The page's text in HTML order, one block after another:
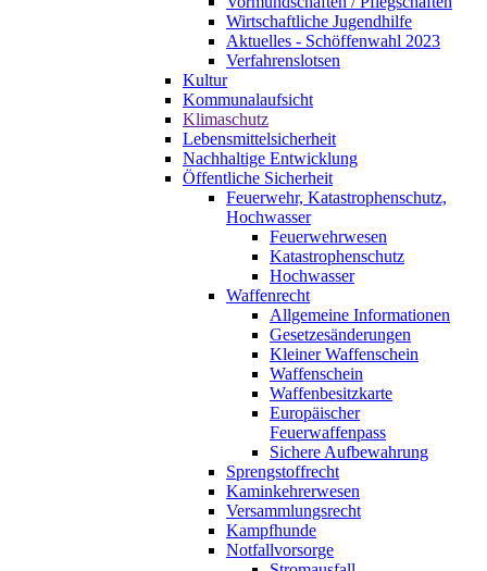
Wirtschaftliche Jugendhilfe
Aktuelles - Schöffenwahl 2023
Verfahrenslotsen
Kultur
Kommunalaufsicht
Klimaschutz
Lebensmittelsicherheit
Nachhaltige Entwicklung
Öffentliche Sicherheit
Feuerwehr, Katastrophenschutz,
Hochwasser
Feuerwehrwesen
Katastrophenschutz
Hochwasser
Waffenrecht
Allgemeine Informationen
Gesetzesänderungen
Kleiner Waffenschein
Waffenschein
Waffenbesitzkarte
Europäischer
Feuerwaffenpass
Sichere Aufbewahrung
Sprengstoffrecht
Kaminkehrerwesen
Versammlungsrecht
Kampfhunde
Notfallvorsorge